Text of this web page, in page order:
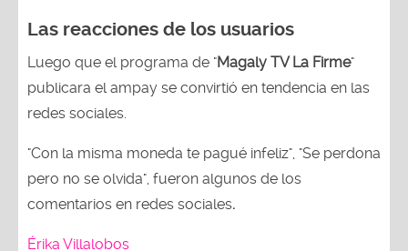
Las reacciones de los usuarios
Luego que el programa de "Magaly TV La Firme"
publicara el ampay se convirtió en tendencia en las
redes sociales.
"Con la misma moneda te pagué infeliz", "Se perdona
pero no se olvida", fueron algunos de los
comentarios en redes sociales.
Érika Villalobos